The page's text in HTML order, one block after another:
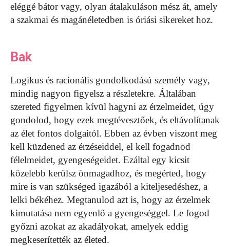
eléggé bátor vagy, olyan átalakuláson mész át, amely
a szakmai és magánéletedben is óriási sikereket hoz.
Bak
Logikus és racionális gondolkodású személy vagy,
mindig nagyon figyelsz a részletekre. Általában
szereted figyelmen kívül hagyni az érzelmeidet, úgy
gondolod, hogy ezek megtévesztőek, és eltávolítanak
az élet fontos dolgaitól. Ebben az évben viszont meg
kell küzdened az érzéseiddel, el kell fogadnod
félelmeidet, gyengeségeidet. Ezáltal egy kicsit
közelebb kerülsz önmagadhoz, és megérted, hogy
mire is van szükséged igazából a kiteljesedéshez, a
lelki békéhez. Megtanulod azt is, hogy az érzelmek
kimutatása nem egyenlő a gyengeséggel. Le fogod
győzni azokat az akadályokat, amelyek eddig
megkeserítették az életed.